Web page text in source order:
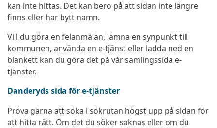
kan inte hittas. Det kan bero på att sidan inte längre
finns eller har bytt namn.
Vill du göra en felanmälan, lämna en synpunkt till
kommunen, använda en e-tjänst eller ladda ned en
blankett kan du göra det på vår samlingssida e-
tjänster.
Danderyds sida för e-tjänster
Pröva gärna att söka i sökrutan högst upp på sidan för
att hitta rätt. Om det du söker saknas eller om du